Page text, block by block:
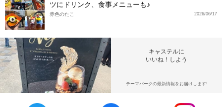
ツにドリンク、食事メニューも♪
2026/06/17
赤色のたこ
キャステルに
いいね！しよう
テーマパークの最新情報をお届けします!